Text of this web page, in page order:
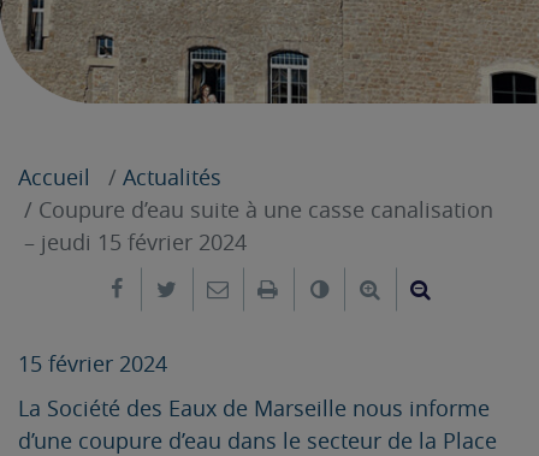
Accueil
Actualités
Coupure d’eau suite à une casse canalisation
– jeudi 15 février 2024
Partager sur Facebook
Partager sur Twitter
Envoyer par e-mail
ImprimerChanger leAgrandir le
15 février 2024
La Société des Eaux de Marseille nous informe
d’une coupure d’eau dans le secteur de la Place